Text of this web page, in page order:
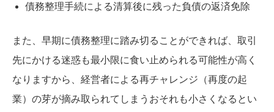
債務整理手続による清算後に残った負債の返済免除
また、早期に債務整理に踏み切ることができれば、取引
先にかける迷惑も最小限に食い止められる可能性が高く
なりますから、経営者による再チャレンジ（再度の起
業）の芽が摘み取られてしまうおそれも小さくなるとい